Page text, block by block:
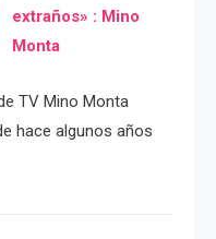
extraños» : Mino
Monta
TV Mino Monta
hace algunos años